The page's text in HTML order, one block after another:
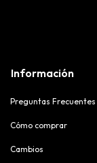
Información
Preguntas Frecuentes
Cómo comprar
Cambios